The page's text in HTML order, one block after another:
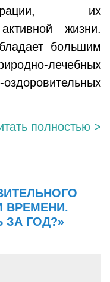
их
жизни.
большим
лечебных
полностью >
ВРЕМЕНИ.
ГОД?»